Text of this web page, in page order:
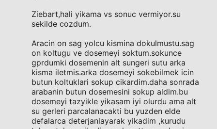
Ziebart,hali yikama vs sonuc vermiyor.su
sekilde cozdum.
Aracin on sag yolcu kismina dokulmustu.sag
on koltugu ve dosemeyi soktum.sokunce
gprdumki dosemenin alt sungeri sutu arka
kisma iletmis.arka dosemeyi sokebilmek icin
butun koltuklari sokup cikardim.daha sonrada
arabanin butun dosemesini sokup aldim.bu
dosemeyi tazyikle yikasam iyi olurdu ama alt
su gerleri parcalanacakti bu yuzden elde
defalarca deterjanlayarak yikadim ,kurudu